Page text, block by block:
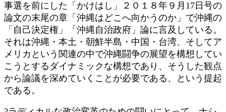
事選を前にした「かけはし」２０１８年９月17日号の
論文の末尾の章「沖縄はどこへ向かうのか」で沖縄の
「自己決定権」「沖縄自治政府」論に言及している。
それは沖縄・本土・朝鮮半島・中国・台湾、そしてア
メリカという関連の中で沖縄闘争の展望を構想してい
こうとするダイナミックな構想であり、そうした観点
から論議を深めていくことが必要である、という提起
である。